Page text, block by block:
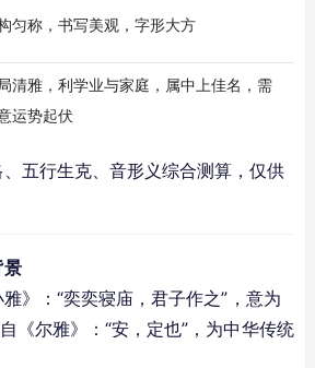
匀称，书写美观，字形大方
清雅，利学业与家庭，属中上佳名，需
运势起伏
、五行生克、音形义综合测算，仅供
景
雅》：“奕奕寝庙，君子作之”，意为
《尔雅》：“安，定也”，为中华传统